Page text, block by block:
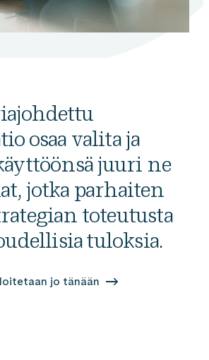
osaa valita ja
juuri ne
jotka parhaiten
toteutusta
tuloksia.
jo tänään